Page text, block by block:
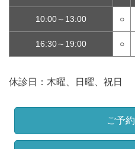
10:00～13:00 ○
16:30～19:00 ○
休診日：木曜、日曜、祝日
ご予約